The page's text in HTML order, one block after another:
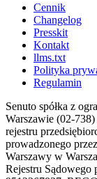
Cennik
Changelog
Presskit
Kontakt
llms.txt
Polityka
Regulamin
Senuto spółka z
Warszawie (02-
rejestru
prowadzonego
Warszawy w
Rejestru Sądowego